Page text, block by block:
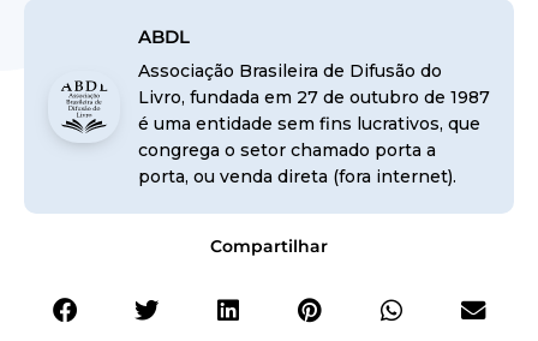
ABDL
Associação Brasileira de Difusão do
Livro, fundada em 27 de outubro de 1987
é uma entidade sem fins lucrativos, que
congrega o setor chamado porta a
porta, ou venda direta (fora internet).
Compartilhar